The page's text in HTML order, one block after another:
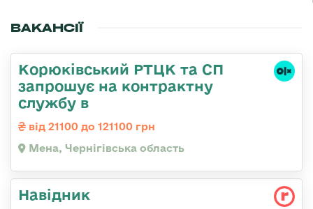
ВАКАНСІЇ
Корюківський РТЦК та СП
запрошує на контрактну
службу в
від 21100 до 121100 грн
Мена, Чернігівська область
Навідник